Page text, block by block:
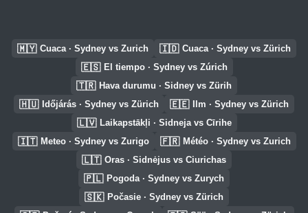
🇲🇾 Cuaca · Sydney vs Zurich 🇮🇩 Cuaca · Sydney vs Zürich
🇪🇸 El tiempo · Sydney vs Zúrich
🇹🇷 Hava durumu · Sidney vs Zürih
🇭🇺 Időjárás · Sydney vs Zürich 🇪🇪 Ilm · Sydney vs Zürich
🇱🇻 Laikapstākļi · Sidneja vs Cīrihe
🇮🇹 Meteo · Sydney vs Zurigo 🇫🇷 Météo · Sydney vs Zurich
🇱🇹 Oras · Sidnėjus vs Ciurichas
🇵🇱 Pogoda · Sydney vs Zurych
🇸🇰 Počasie · Sydney vs Zürich